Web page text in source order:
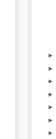
►
►
►
►
►
►
►